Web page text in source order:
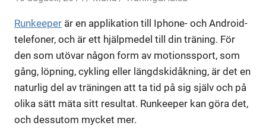
Runkeeper är en applikation till Iphone- och Android-
telefoner, och är ett hjälpmedel till din träning. För
den som utövar någon form av motionssport, som
gång, löpning, cykling eller längdskidåkning, är det en
naturlig del av träningen att ta tid på sig själv och på
olika sätt mäta sitt resultat. Runkeeper kan göra det,
och dessutom mycket mer.